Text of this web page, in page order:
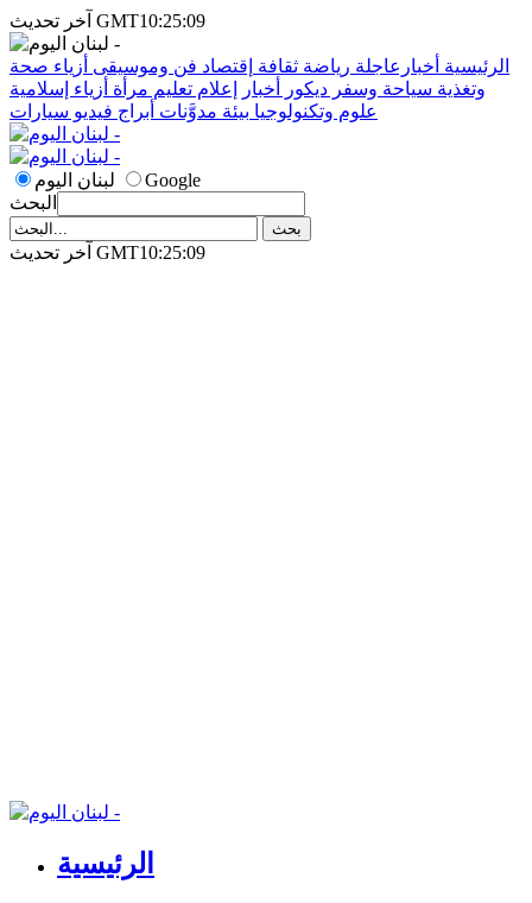
آخر تحديث GMT10:25:09
الرئيسية أخبارعاجلة رياضة ثقافة إقتصاد فن وموسيقى أزياء صحة
وتغذية سياحة وسفر ديكور أخبار إعلام تعليم مرأة أزياء إسلامية
علوم وتكنولوجيا بيئة مدوَّنات أبراج فيديو سيارات
لبنان اليوم
Google
البحث
آخر تحديث GMT10:25:09
الرئيسية